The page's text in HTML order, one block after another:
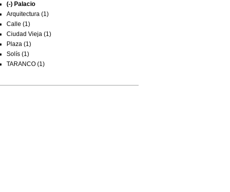
(-) Palacio
Arquitectura (1)
Calle (1)
Ciudad Vieja (1)
Plaza (1)
Solís (1)
TARANCO (1)